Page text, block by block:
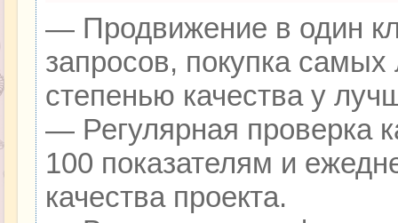
— Продвижение в один
запросов, покупка
степенью качества у
— Регулярная проверка
100 показателям и
качества проекта.